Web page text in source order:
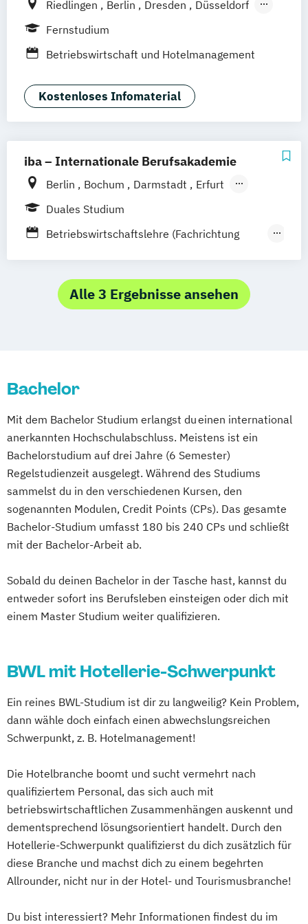
Riedlingen Berlin Dresden
Düsseldorf
Hamburg
Mannheim Wertheim
Wien
Frankfurt am Main Hamm
Fernstudium
Betriebswirtschaft und Hotelmanagement
Kostenloses Infomaterial
iba – Internationale Berufsakademie
Berlin Bochum Darmstadt
Erfurt
Hamburg
Heidelberg
Online-Campus
Duales Studium
Betriebswirtschaftslehre (Fachrichtung
Hotel- und Tourismusmanagement)
Alle 3 Ergebnisse ansehen
Bachelor
Mit dem Bachelor Studium erlangst du einen international
anerkannten Hochschulabschluss. Meistens ist ein
Bachelorstudium auf drei Jahre (6 Semester)
Regelstudienzeit ausgelegt. Während des Studiums
sammelst du in den verschiedenen Kursen, den
sogenannten Modulen, Credit Points (CPs). Das gesamte
Bachelor-Studium umfasst 180 bis 240 CPs und schließt
mit der Bachelor-Arbeit ab.
Sobald du deinen Bachelor in der Tasche hast, kannst du
entweder sofort ins Berufsleben einsteigen oder dich mit
einem Master Studium weiter qualifizieren.
BWL mit Hotellerie-Schwerpunkt
Ein reines BWL-Studium ist dir zu langweilig? Kein Problem,
dann wähle doch einfach einen abwechslungsreichen
Schwerpunkt, z. B. Hotelmanagement!
Die Hotelbranche boomt und sucht vermehrt nach
qualifiziertem Personal, das sich auch mit
betriebswirtschaftlichen Zusammenhängen auskennt und
dementsprechend lösungsorientiert handelt. Durch den
Hotellerie-Schwerpunkt qualifizierst du dich zusätzlich für
diese Branche und machst dich zu einem begehrten
Allrounder, nicht nur in der Hotel- und Tourismusbranche!
Du bist interessiert? Mehr Informationen findest du im